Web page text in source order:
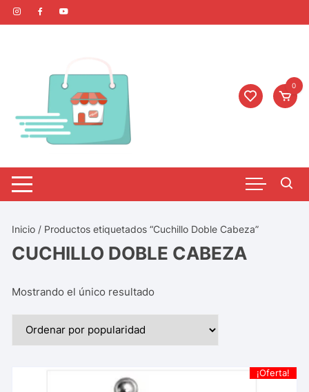
0
Inicio / Productos etiquetados “Cuchillo Doble Cabeza”
CUCHILLO DOBLE CABEZA
Mostrando el único resultado
¡Oferta!